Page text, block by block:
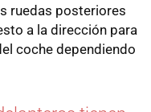
ruedas posteriores
a la dirección para
coche dependiendo